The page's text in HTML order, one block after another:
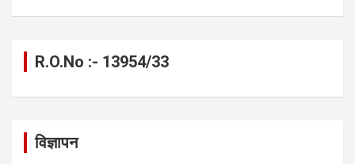
R.O.No :- 13954/33
विज्ञापन